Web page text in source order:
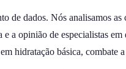
de dados. Nós analisamos
a opinião de especialistas
hidratação básica, combate